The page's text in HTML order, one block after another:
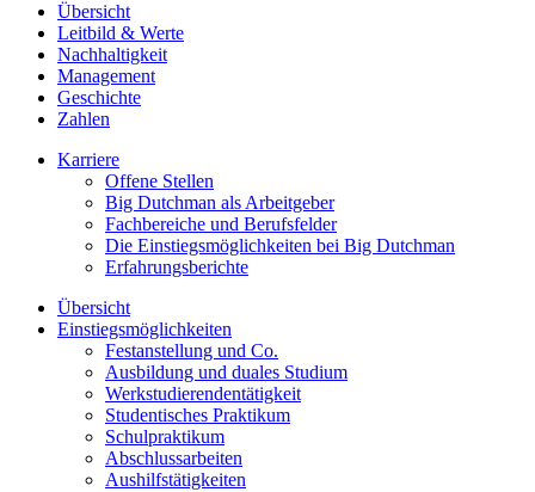
Übersicht
Leitbild & Werte
Nachhaltigkeit
Management
Geschichte
Zahlen
Karriere
Offene Stellen
Big Dutchman als Arbeitgeber
Fachbereiche und Berufsfelder
Die Einstiegsmöglichkeiten bei Big Dutchman
Erfahrungsberichte
Übersicht
Einstiegsmöglichkeiten
Festanstellung und Co.
Ausbildung und duales Studium
Werkstudierendentätigkeit
Studentisches Praktikum
Schulpraktikum
Abschlussarbeiten
Aushilfstätigkeiten